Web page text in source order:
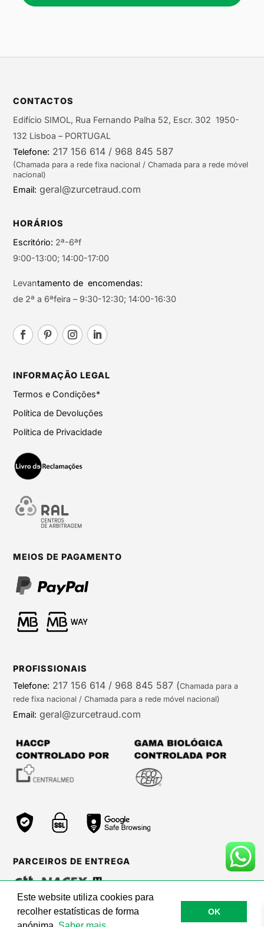
CONTACTOS
Edifício SIMOL, Rua Fernando Palha 52, Escr. 302 1950-
132 Lisboa – PORTUGAL
Telefone: 217 156 614 / 968 845 587
(Chamada para a rede fixa nacional / Chamada para a rede móvel
nacional)
Email: geral@zurcetraud.com
HORÁRIOS
Escritório: 2ª-6ªf
9:00-13:00; 14:00-17:00
Levantamento de encomendas:
de 2ª a 6ªfeira – 9:30-12:30; 14:00-16:30
INFORMAÇÃO LEGAL
Termos e Condições*
Política de Devoluções
Política de Privacidade
MEIOS DE PAGAMENTO
PROFISSIONAIS
Telefone: 217 156 614 / 968 845 587 (Chamada para a
rede fixa nacional / Chamada para a rede móvel nacional)
Email: geral@zurcetraud.com
PARCEIROS DE ENTREGA
©Zurc Etraud |Web Care by BinaryBrigade
Este website utiliza cookies para
recolher estatísticas de forma
OK